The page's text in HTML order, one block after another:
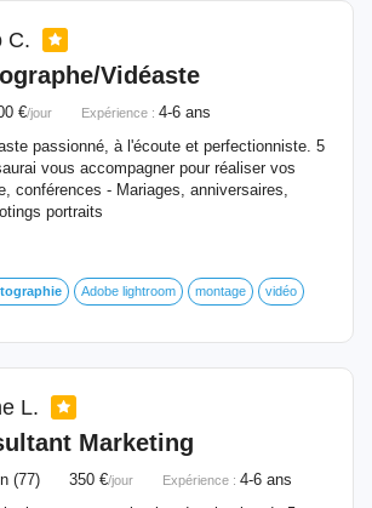
C.
Vidéaste
€/jour Expérience : 4-6 ans
passionné, à l'écoute et perfectionniste. 5
vous accompagner pour réaliser vos
conférences - Mariages, anniversaires,
portraits
Adobe lightroom montage vidéo
L.
Marketing
(77) 350 €/jour Expérience : 4-6 ans